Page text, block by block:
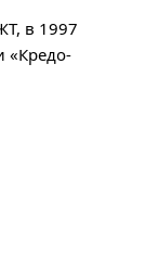
в 1997
«Кредо-